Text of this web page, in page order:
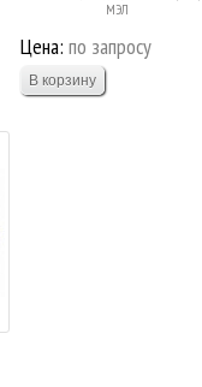
МЭЛ
Цена: по запросу